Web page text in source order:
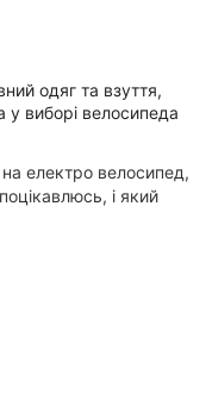
одяг та взуття,
виборі велосипеда
на електро велосипед,
і який